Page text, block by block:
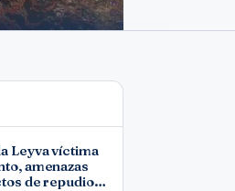
Leyva víctima
amenazas
de repudio